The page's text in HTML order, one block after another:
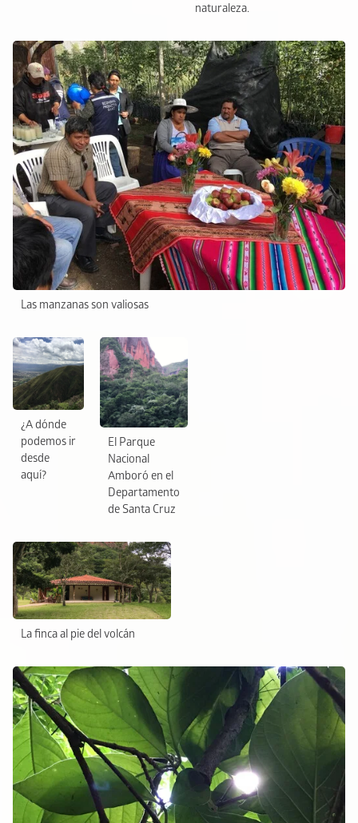
naturaleza.
Las manzanas son valiosas
¿A dónde
podemos ir
desde
aquí?
El Parque
Nacional
Amboró en el
Departamento
de Santa Cruz
La finca al pie del volcán